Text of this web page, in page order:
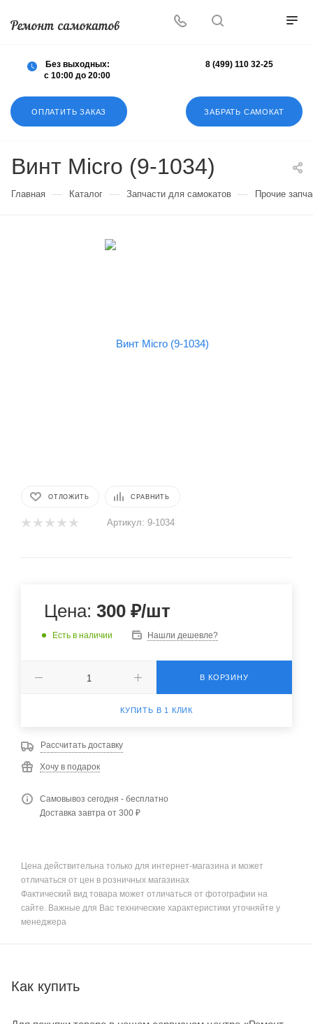
ОПЛАТИТЬ ЗАКАЗ ЗАБРАТЬ САМОКАТ
Без выходных:
с 10:00 до 20:00
8 (499) 110 32-25
Винт Micro (9-1034)
Главная — Каталог — Запчасти для самокатов — Прочие
ОТЛОЖИТЬ СРАВНИТЬ
Артикул: 9-1034
Цена: 300 ₽/шт
Есть в наличии Нашли дешевле?
В КОРЗИНУ
КУПИТЬ В 1 КЛИК
Рассчитать доставку
Хочу в подарок
Самовывоз сегодня - бесплатно
Доставка завтра от 300 ₽
Цена действительна только для интернет-магазина и может
отличаться от цен в розничных магазинах
Фактический вид товара может отличаться от фотографии на
сайте. Важные для Вас технические характеристики уточняйте у
менеджера
Как купить